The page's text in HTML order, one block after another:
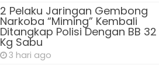
2 Pelaku Jaringan Gembong
Narkoba “Miming” Kembali
Ditangkap Polisi Dengan BB 32
Kg Sabu
3 hari ago